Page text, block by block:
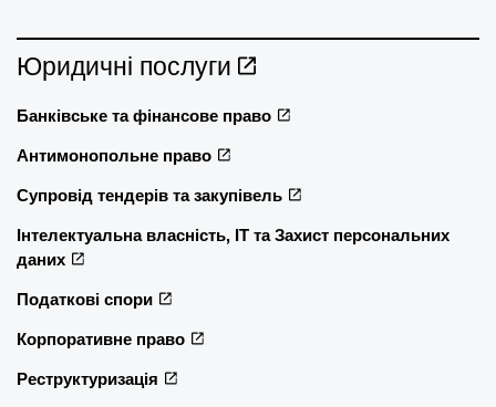
Юридичні послуги
Банківське та фінансове право
Антимонопольне право
Супровід тендерів та закупівель
Інтелектуальна власність, ІТ та Захист персональних
даних
Податкові спори
Корпоративне право
Реструктуризація